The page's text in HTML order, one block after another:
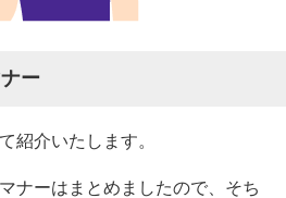
ー
紹介いたします。
ナーはまとめましたので、そち